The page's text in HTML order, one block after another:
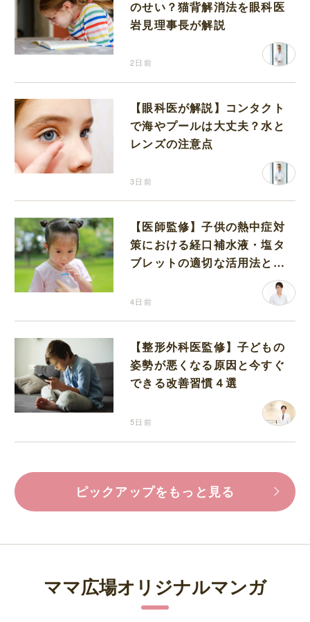
のせい？猫背解消法を眼科医
岩見理事長が解説
2日前
【眼科医が解説】コンタクト
で海やプールは大丈夫？水と
レンズの注意点
3日前
【医師監修】子供の熱中症対
策における経口補水液・塩タ
ブレットの適切な活用法と水
4日前
【整形外科医監修】子どもの
姿勢が悪くなる原因と今すぐ
できる改善習慣４選
5日前
ピックアップをもっと見る
ママ広場オリジナルマンガ